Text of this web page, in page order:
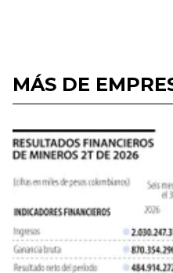
MÁS DE